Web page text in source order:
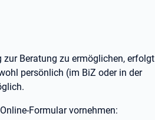
Beratung zu ermöglichen, erfolgt
persönlich (im BiZ oder in der
Formular vornehmen: